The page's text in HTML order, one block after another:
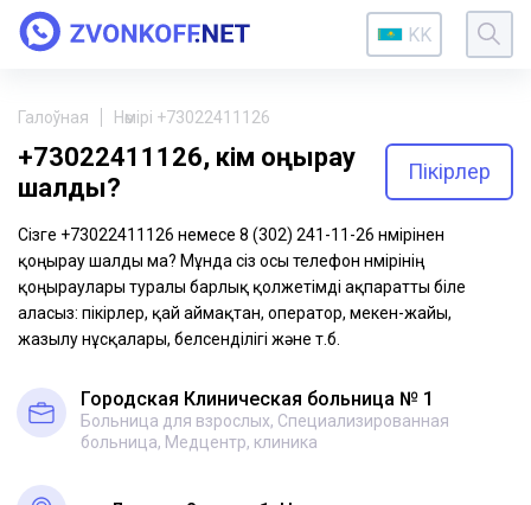
KK
Галоўная Нөмірі +73022411126
+73022411126, кім қоңырау
шалды?
Пікірлер
Сізге +73022411126 немесе 8 (302) 241-11-26 нөмірінен
қоңырау шалды ма? Мұнда сіз осы телефон нөмірінің
қоңыраулары туралы барлық қолжетімді ақпаратты біле
аласыз: пікірлер, қай аймақтан, оператор, мекен-жайы,
жазылу нұсқалары, белсенділігі және т.б.
Городская Клиническая больница № 1
Больница для взрослых, Специализированная
больница, Медцентр, клиника